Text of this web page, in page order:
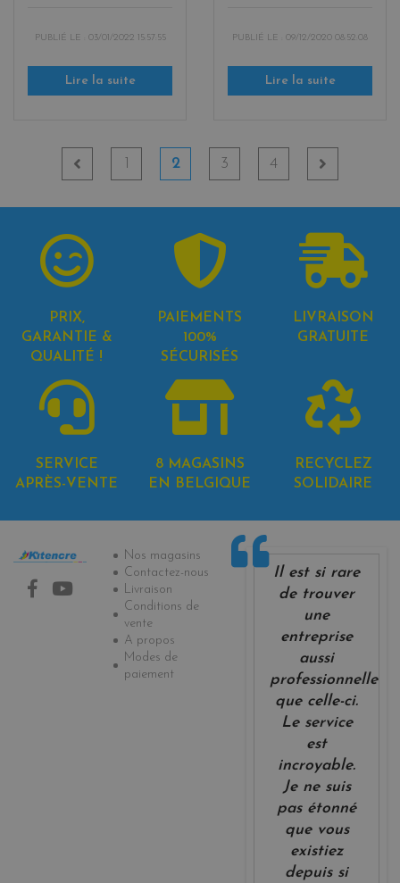
PUBLIÉ LE : 03/01/2022 15:57:55
Lire la suite
PUBLIÉ LE : 09/12/2020 08:52:08
Lire la suite
2 3 4
PRIX,
GARANTIE &
QUALITÉ !
PAIEMENTS
100%
SÉCURISÉS
LIVRAISON
GRATUITE
SERVICE
APRÈS-VENTE
8 MAGASINS
EN BELGIQUE
RECYCLEZ
SOLIDAIRE
Informations
Nos magasins
Contactez-nous
Livraison
Conditions de
vente
A propos
Modes de
paiement
Il est si rare
de trouver
une
entreprise
aussi
professionnelle
que celle-ci.
Le service
est
incroyable.
Je ne suis
pas étonné
que vous
existiez
depuis si